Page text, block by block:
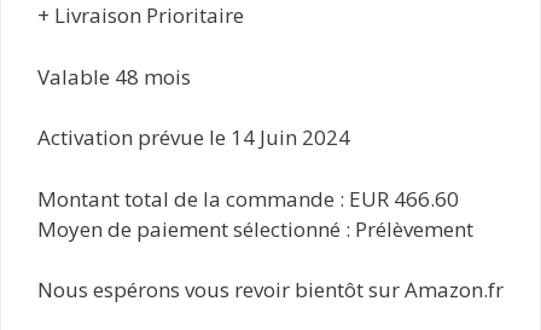
+ Livraison Prioritaire
Valable 48 mois
Activation prévue le 14 Juin 2024
Montant total de la commande : EUR 466.60
Moyen de paiement sélectionné : Prélèvement
Nous espérons vous revoir bientôt sur Amazon.fr